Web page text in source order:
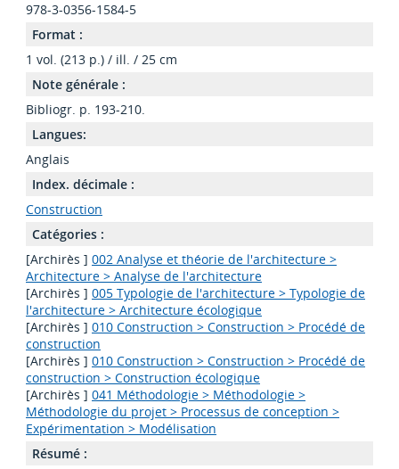
978-3-0356-1584-5
Format :
1 vol. (213 p.) / ill. / 25 cm
Note générale :
Bibliogr. p. 193-210.
Langues:
Anglais
Index. décimale :
Construction
Catégories :
[Archirès ] 002 Analyse et théorie de l'architecture >
Architecture > Analyse de l'architecture
[Archirès ] 005 Typologie de l'architecture > Typologie de
l'architecture > Architecture écologique
[Archirès ] 010 Construction > Construction > Procédé de
construction
[Archirès ] 010 Construction > Construction > Procédé de
construction > Construction écologique
[Archirès ] 041 Méthodologie > Méthodologie >
Méthodologie du projet > Processus de conception >
Expérimentation > Modélisation
Résumé :